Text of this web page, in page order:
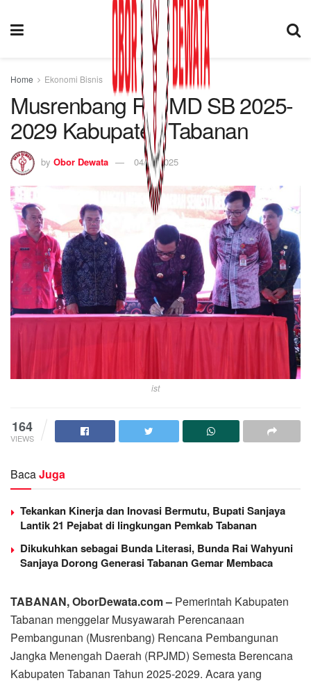
Home Ekonomi Bisnis
Musrenbang RPJMD SB 2025-
2029 Kabupaten Tabanan
by Obor Dewata 04/06/2025
ist
164
VIEWS
BacaJuga
Tekankan Kinerja dan Inovasi Bermutu, Bupati Sanjaya
Lantik 21 Pejabat di lingkungan Pemkab Tabanan
Dikukuhkan sebagai Bunda Literasi, Bunda Rai Wahyuni
Sanjaya Dorong Generasi Tabanan Gemar Membaca
TABANAN, OborDewata.com – Pemerintah Kabupaten
Tabanan menggelar Musyawarah Perencanaan
Pembangunan (Musrenbang) Rencana Pembangunan
Jangka Menengah Daerah (RPJMD) Semesta Berencana
Kabupaten Tabanan Tahun 2025-2029. Acara yang